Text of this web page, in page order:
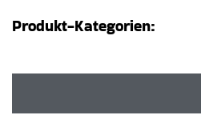
Produkt-Kategorien: